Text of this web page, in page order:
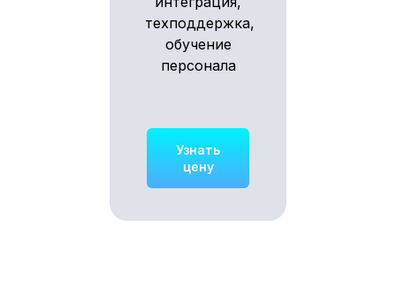
техподдержка,
обучение
персонала
Узнать
цену